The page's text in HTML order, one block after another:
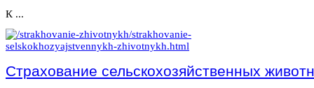
К ...
Страхование сельскохозяйственных